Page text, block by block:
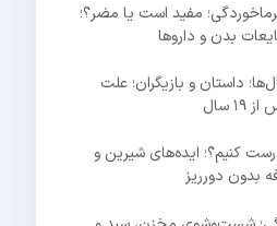
مفید است یا مضر؟؛
بدن و داروها
داستان و بازیگران؛ علت
سال
کنیم؟؛ ایده‌های شیرین و
بدون دورریز